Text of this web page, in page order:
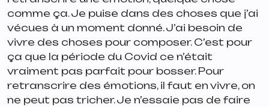
comme ça. Je puise dans des choses que j’ai
vécues à un moment donné. J’ai besoin de
vivre des choses pour composer. C’est pour
ça que la période du Covid ce n’était
vraiment pas parfait pour bosser. Pour
retranscrire des émotions, il faut en vivre, on
ne peut pas tricher. Je n’essaie pas de faire